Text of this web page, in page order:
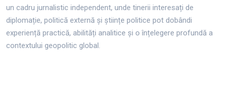
un cadru jurnalistic independent, unde tinerii interesați de
diplomație, politică externă și științe politice pot dobândi
experiență practică, abilități analitice și o înțelegere profundă a
contextului geopolitic global.